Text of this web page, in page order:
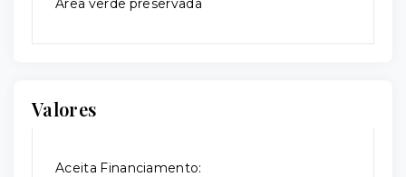
Área verde preservada
Valores
Aceita Financiamento: